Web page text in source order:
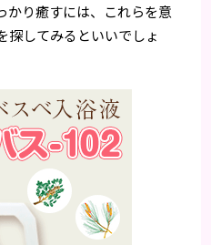
かり癒すには、これらを意
探してみるといいでしょ